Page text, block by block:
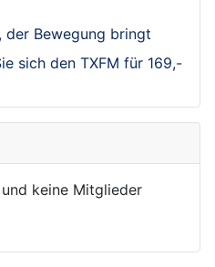
der Bewegung bringt
sich den TXFM für 169,-
keine Mitglieder